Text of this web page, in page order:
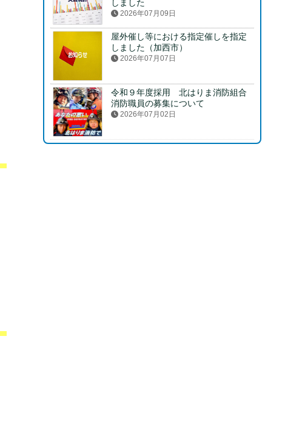
しました
2026年07月09日
屋外催し等における指定催しを指定
しました（加西市）
2026年07月07日
令和９年度採用 北はりま消防組合
消防職員の募集について
2026年07月02日